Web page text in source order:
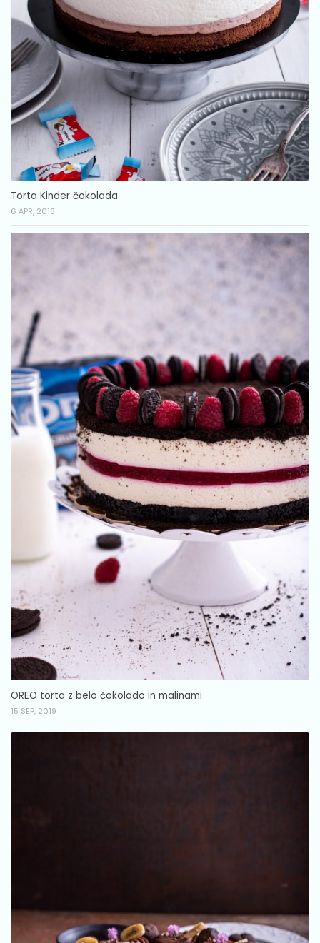
Torta Kinder čokolada
6 APR, 2018
OREO torta z belo čokolado in malinami
15 SEP, 2019